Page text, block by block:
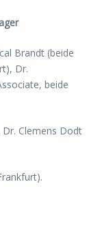
Brandt (beide
Dr.
beide
Dr. Clemens Dodt